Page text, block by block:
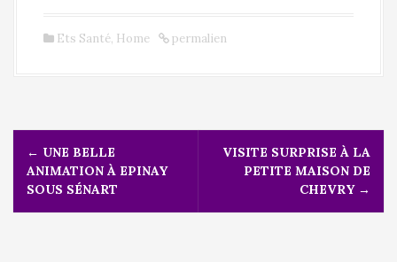
Ets Santé, Home permalien
g
← UNE BELLE
ANIMATION À EPINAY
SOUS SÉNART
VISITE SURPRISE À LA
PETITE MAISON DE
CHEVRY →